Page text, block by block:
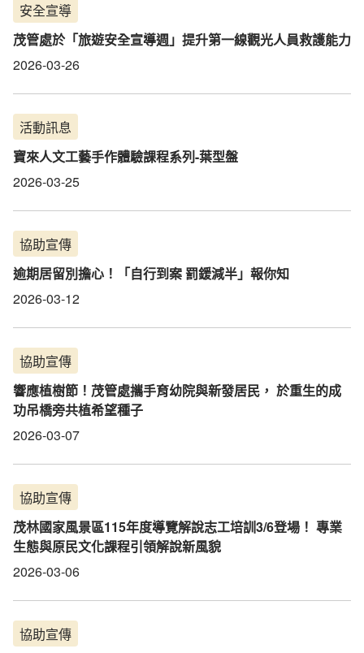
安全宣導
茂管處於「旅遊安全宣導週」提升第一線觀光人員救護能力
2026-03-26
活動訊息
寶來人文工藝手作體驗課程系列-葉型盤
2026-03-25
協助宣傳
逾期居留別擔心！「自行到案 罰鍰減半」報你知
2026-03-12
協助宣傳
響應植樹節！茂管處攜手育幼院與新發居民， 於重生的成
功吊橋旁共植希望種子
2026-03-07
協助宣傳
茂林國家風景區115年度導覽解說志工培訓3/6登場！ 專業
生態與原民文化課程引領解說新風貌
2026-03-06
協助宣傳